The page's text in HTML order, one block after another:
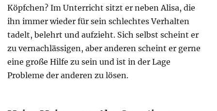
Köpfchen? Im Unterricht sitzt er neben Alisa, die
ihn immer wieder für sein schlechtes Verhalten
tadelt, belehrt und aufzieht. Sich selbst scheint er
zu vernachlässigen, aber anderen scheint er gerne
eine große Hilfe zu sein und ist in der Lage
Probleme der anderen zu lösen.